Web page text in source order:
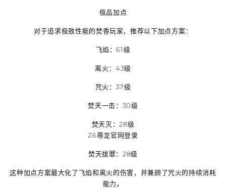
极品加点
对于追求极致性能的焚香玩家，推荐以下加点方案：
飞焰：61级
离火：43级
咒火：37级
焚天一击：30级
焚天灭：28级
Z6尊龙官网登录
焚天拔罪：28级
这种加点方案最大化了飞焰和离火的伤害，并兼顾了咒火的持续消耗
能力。